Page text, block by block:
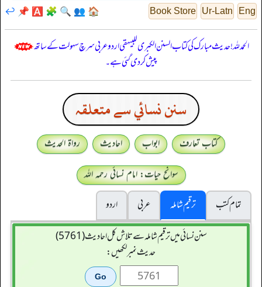
Eng
Ur-Latn
Book Store
🏠
👥
🔍
🧩
🅰️
📌
↩️
الحمدللہ! حدیث مبارک کی کتاب السنن الكبرى للبيهقي اردو عربی سرچ سہولت کے ساتھ
پیش کر دی گئی ہے۔
سنن نسائي سے متعلقہ
کتاب تعارف ابواب احادیث
رواۃ الحدیث
سوانح حیات: امام نسائی رحمہ اللہ
تمام کتب
ترقیم شاملہ عربی
اردو
سنن نسائی میں ترقیم شاملہ سے تلاش کل احادیث (5761)
حدیث نمبر لکھیں: